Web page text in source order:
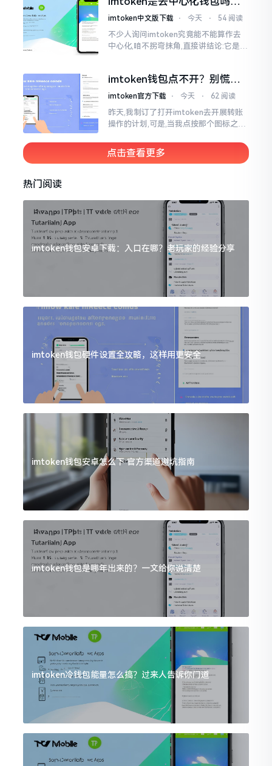
呢拼写方面却少了一个字母
看完这篇不踩坑
imtoken中文版下载 ⋅ 今天 ⋅ 54 阅读
不少人询问imtoken究竟能不能算作去
中心化,咱不拐弯抹角,直接讲结论:它是一
imtoken钱包点不开？别慌，
试试这几招
imtoken官方下载 ⋅ 今天 ⋅ 62 阅读
昨天,我制订了打开imtoken去开展转账
操作的计划,可是,当我点按那个图标之后,
时间都木有一丁点反应。我不住地点击
点击查看更多
热门阅读
imtoken钱包安卓下载：入口在哪？老玩家的经验分享
imtoken钱包硬件设置全攻略，这样用更安全
imtoken钱包安卓怎么下 官方渠道避坑指南
imtoken钱包是哪年出来的？一文给你说清楚
imtoken冷钱包能量怎么搞？过来人告诉你门道